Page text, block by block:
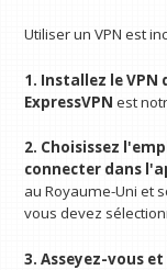
Utiliser un VPN est
1. Installez le VPN
ExpressVPN est
2. Choisissez
connecter dans
au Royaume-Uni et
vous devez
3. Asseyez-vous